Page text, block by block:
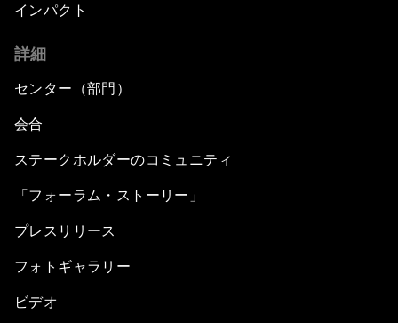
インパクト
詳細
センター（部門）
会合
ステークホルダーのコミュニティ
「フォーラム・ストーリー」
プレスリリース
フォトギャラリー
ビデオ